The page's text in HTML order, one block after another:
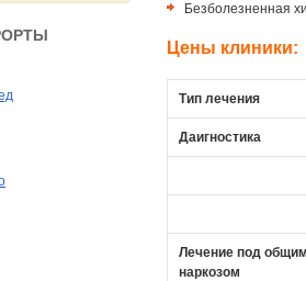
Безболезненная
Цены клиники:
Тип лечения
Даигностика
Лечение под
наркозом